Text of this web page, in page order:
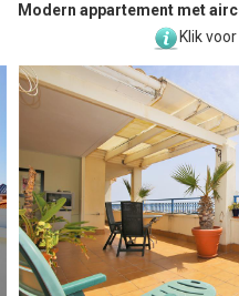
Modern appartement met
Klik